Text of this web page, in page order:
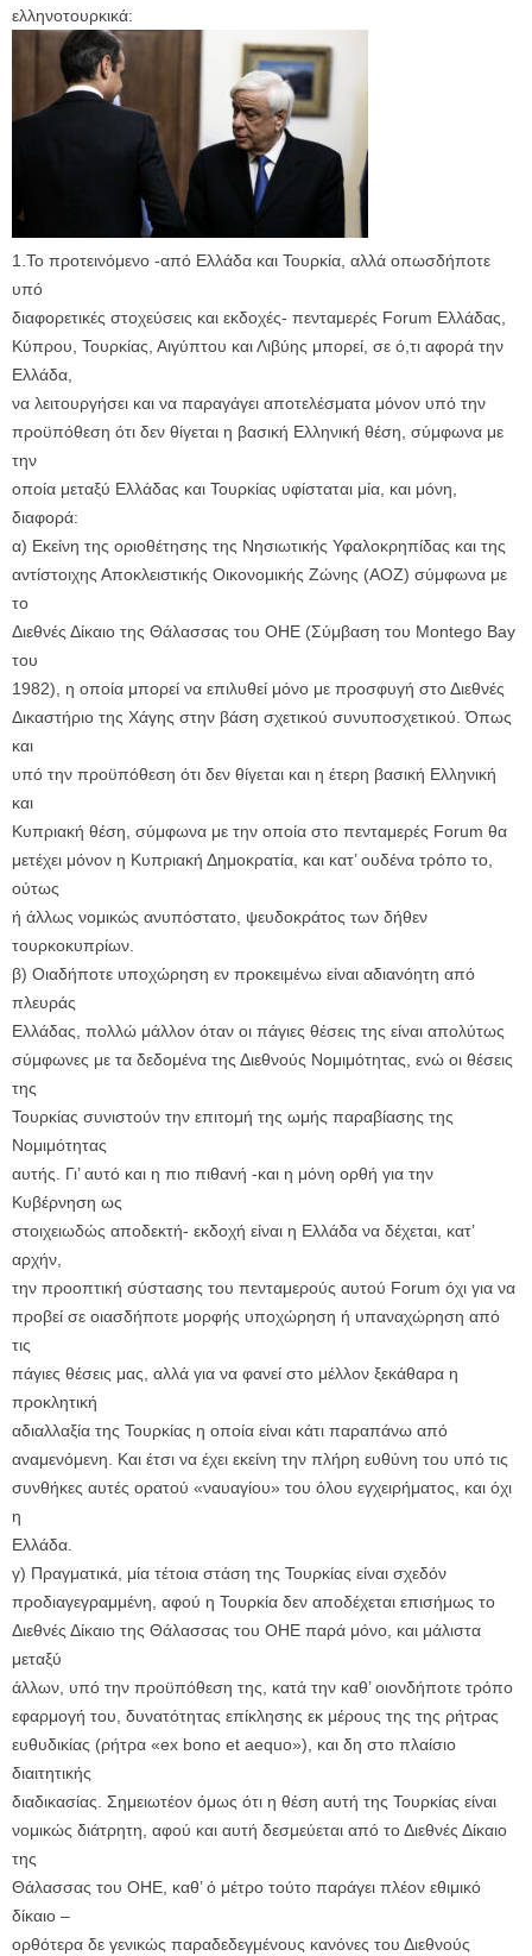
ελληνοτουρκικά:
1.Το προτεινόμενο -από Ελλάδα και Τουρκία, αλλά οπωσδήποτε
υπό
διαφορετικές στοχεύσεις και εκδοχές- πενταμερές Forum Ελλάδας,
Κύπρου, Τουρκίας, Αιγύπτου και Λιβύης μπορεί, σε ό,τι αφορά την
Ελλάδα,
να λειτουργήσει και να παραγάγει αποτελέσματα μόνον υπό την
προϋπόθεση ότι δεν θίγεται η βασική Ελληνική θέση, σύμφωνα με
την
οποία μεταξύ Ελλάδας και Τουρκίας υφίσταται μία, και μόνη,
διαφορά:
α) Εκείνη της οριοθέτησης της Νησιωτικής Υφαλοκρηπίδας και της
αντίστοιχης Αποκλειστικής Οικονομικής Ζώνης (ΑΟΖ) σύμφωνα με
το
Διεθνές Δίκαιο της Θάλασσας του ΟΗΕ (Σύμβαση του Montego Bay
του
1982), η οποία μπορεί να επιλυθεί μόνο με προσφυγή στο Διεθνές
Δικαστήριο της Χάγης στην βάση σχετικού συνυποσχετικού. Όπως
και
υπό την προϋπόθεση ότι δεν θίγεται και η έτερη βασική Ελληνική
και
Κυπριακή θέση, σύμφωνα με την οποία στο πενταμερές Forum θα
μετέχει μόνον η Κυπριακή Δημοκρατία, και κατ’ ουδένα τρόπο το,
ούτως
ή άλλως νομικώς ανυπόστατο, ψευδοκράτος των δήθεν
τουρκοκυπρίων.
β) Οιαδήποτε υποχώρηση εν προκειμένω είναι αδιανόητη από
πλευράς
Ελλάδας, πολλώ μάλλον όταν οι πάγιες θέσεις της είναι απολύτως
σύμφωνες με τα δεδομένα της Διεθνούς Νομιμότητας, ενώ οι θέσεις
της
Τουρκίας συνιστούν την επιτομή της ωμής παραβίασης της
Νομιμότητας
αυτής. Γι’ αυτό και η πιο πιθανή -και η μόνη ορθή για την
Κυβέρνηση ως
στοιχειωδώς αποδεκτή- εκδοχή είναι η Ελλάδα να δέχεται, κατ’
αρχήν,
την προοπτική σύστασης του πενταμερούς αυτού Forum όχι για να
προβεί σε οιασδήποτε μορφής υποχώρηση ή υπαναχώρηση από
τις
πάγιες θέσεις μας, αλλά για να φανεί στο μέλλον ξεκάθαρα η
προκλητική
αδιαλλαξία της Τουρκίας η οποία είναι κάτι παραπάνω από
αναμενόμενη. Και έτσι να έχει εκείνη την πλήρη ευθύνη του υπό τις
συνθήκες αυτές ορατού «ναυαγίου» του όλου εγχειρήματος, και όχι
η
Ελλάδα.
γ) Πραγματικά, μία τέτοια στάση της Τουρκίας είναι σχεδόν
προδιαγεγραμμένη, αφού η Τουρκία δεν αποδέχεται επισήμως το
Διεθνές Δίκαιο της Θάλασσας του ΟΗΕ παρά μόνο, και μάλιστα
μεταξύ
άλλων, υπό την προϋπόθεση της, κατά την καθ’ οιονδήποτε τρόπο
εφαρμογή του, δυνατότητας επίκλησης εκ μέρους της της ρήτρας
ευθυδικίας (ρήτρα «ex bono et aequo»), και δη στο πλαίσιο
διαιτητικής
διαδικασίας. Σημειωτέον όμως ότι η θέση αυτή της Τουρκίας είναι
νομικώς διάτρητη, αφού και αυτή δεσμεύεται από το Διεθνές Δίκαιο
της
Θάλασσας του ΟΗΕ, καθ’ ό μέτρο τούτο παράγει πλέον εθιμικό
δίκαιο –
ορθότερα δε γενικώς παραδεδεγμένους κανόνες του Διεθνούς